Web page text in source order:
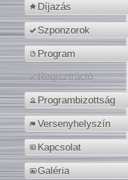
Díjazás
Szponzorok
Program
Regisztráció
Programbizottság
Versenyhelyszín
Kapcsolat
Galéria